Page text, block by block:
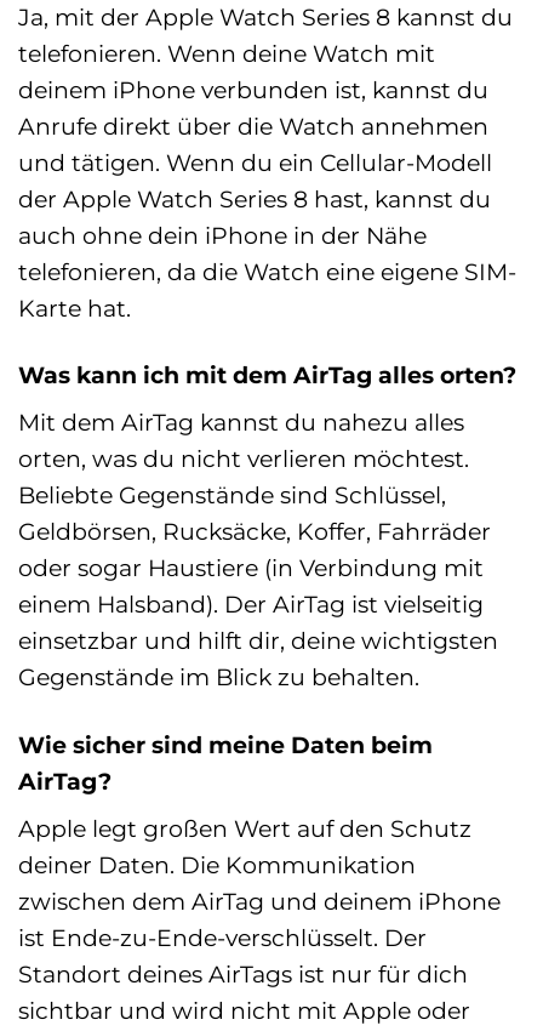
Ja, mit der Apple Watch Series 8 kannst du
telefonieren. Wenn deine Watch mit
deinem iPhone verbunden ist, kannst du
Anrufe direkt über die Watch annehmen
und tätigen. Wenn du ein Cellular-Modell
der Apple Watch Series 8 hast, kannst du
auch ohne dein iPhone in der Nähe
telefonieren, da die Watch eine eigene SIM-
Karte hat.
Was kann ich mit dem AirTag alles orten?
Mit dem AirTag kannst du nahezu alles
orten, was du nicht verlieren möchtest.
Beliebte Gegenstände sind Schlüssel,
Geldbörsen, Rucksäcke, Koffer, Fahrräder
oder sogar Haustiere (in Verbindung mit
einem Halsband). Der AirTag ist vielseitig
einsetzbar und hilft dir, deine wichtigsten
Gegenstände im Blick zu behalten.
Wie sicher sind meine Daten beim
AirTag?
Apple legt großen Wert auf den Schutz
deiner Daten. Die Kommunikation
zwischen dem AirTag und deinem iPhone
ist Ende-zu-Ende-verschlüsselt. Der
Standort deines AirTags ist nur für dich
sichtbar und wird nicht mit Apple oder